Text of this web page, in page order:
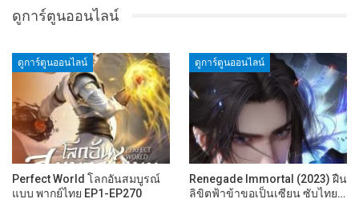
ดูการ์ตูนออนไลน์
ดูการ์ตูนออนไลน์
Perfect World โลกอันสมบูรณ์
แบบ พากย์ไทย EP1-EP270
ดูการ์ตูนออนไลน์
Renegade Immortal (2023) ฝืน
ลิขิตฟ้าข้าขอเป็นเซียน ซับไทย…